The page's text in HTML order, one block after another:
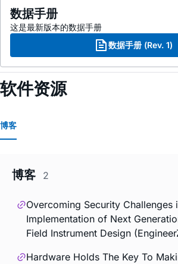
数据手册
这是最新版本的数据手册
数据手册 (Rev. 1)
软件资源
博客
博客 2
Overcoming Security Challenges
Implementation of Next
Field Instrument Design
Hardware Holds The Key To